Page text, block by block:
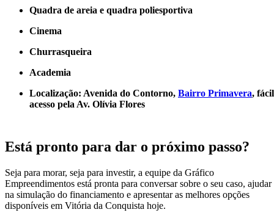
Quadra de areia e quadra poliesportiva
Cinema
Churrasqueira
Academia
Localização: Avenida do Contorno, Bairro Primavera, fácil
acesso pela Av. Olívia Flores
Está pronto para dar o próximo passo?
Seja para morar, seja para investir, a equipe da Gráfico
Empreendimentos está pronta para conversar sobre o seu caso, ajudar
na simulação do financiamento e apresentar as melhores opções
disponíveis em Vitória da Conquista hoje.